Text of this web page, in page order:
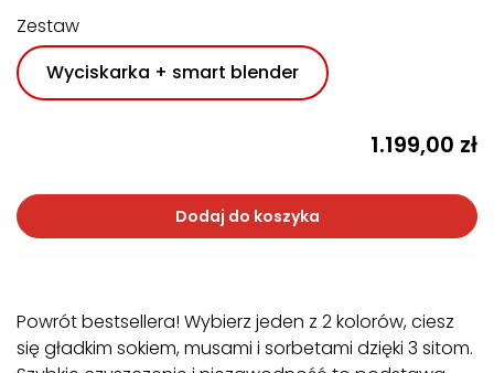
Zestaw
Wyciskarka + smart blender
1.199,00 zł
Dodaj do koszyka
Powrót bestsellera! Wybierz jeden z 2 kolorów, ciesz
się gładkim sokiem, musami i sorbetami dzięki 3 sitom.